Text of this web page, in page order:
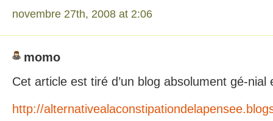
novembre 27th, 2008 at 2:06
momo
Cet article est tiré d’un blog absolument gé-nial
http://